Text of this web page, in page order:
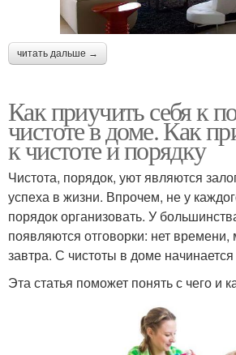
читать дальше →
Как приучить себя к
чистоте в доме. Как
к чистоте и порядку
Чистота, порядок, уют являются
успеха в жизни. Впрочем, не у
порядок организовать. У
появляются отговорки: нет времени,
завтра. С чистоты в доме
Эта статья поможет понять с чего и